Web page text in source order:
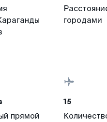
городами
прямой
15